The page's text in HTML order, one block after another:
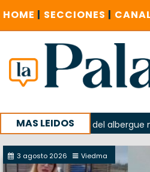
HOME | SECCIONES |
MAS LEIDOS
explosión del albergue municipal
con un encuentro provincial
3 agosto 2026 Viedma